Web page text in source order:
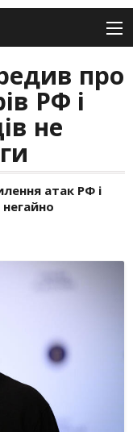
про
РФ і
не
атак РФ і
негайно